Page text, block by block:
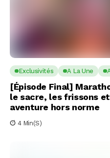
Exclusivités A La Une
[Épisode Final]
le sacre, les frissons et
aventure hors norme
4 Min(s)